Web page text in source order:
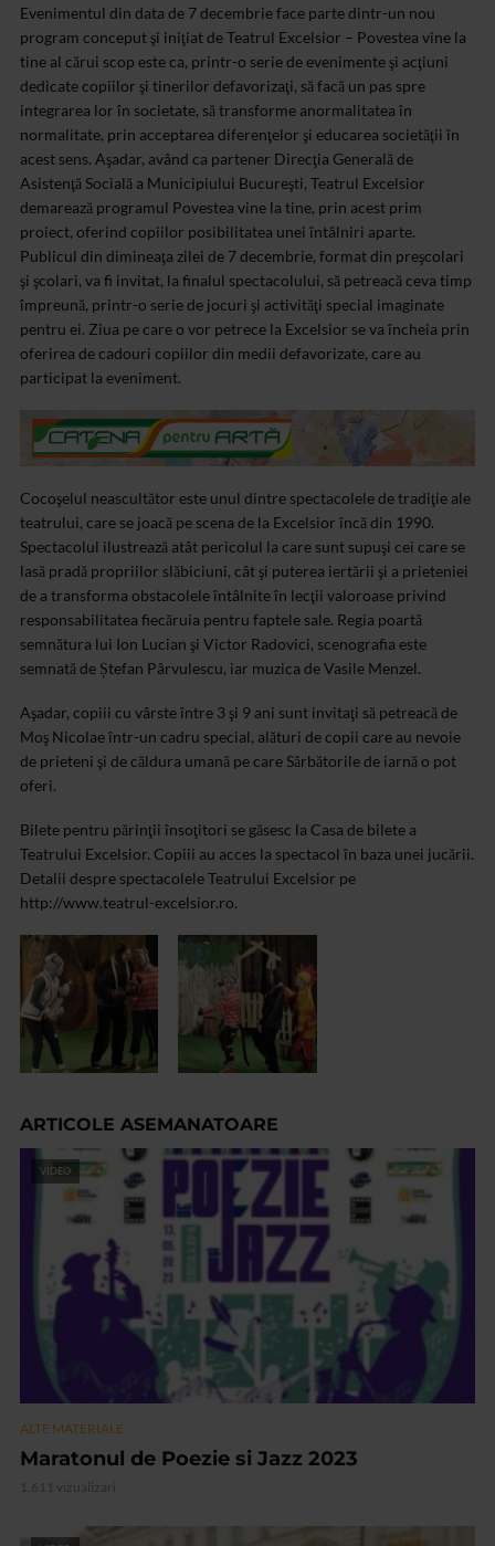
Evenimentul din data de 7 decembrie face parte dintr-un nou
program conceput şi iniţiat de Teatrul Excelsior – Povestea vine la
tine al cărui scop este ca, printr-o serie de evenimente şi acţiuni
dedicate copiilor şi tinerilor defavorizaţi, să facă un pas spre
integrarea lor în societate, să transforme anormalitatea în
normalitate, prin acceptarea diferenţelor şi educarea societăţii în
acest sens. Aşadar, având ca partener Direcţia Generală de
Asistenţă Socială a Municipiului Bucureşti, Teatrul Excelsior
demarează programul Povestea vine la tine, prin acest prim
proiect, oferind copiilor posibilitatea unei întâlniri aparte.
Publicul din dimineaţa zilei de 7 decembrie, format din preşcolari
şi şcolari, va fi invitat, la finalul spectacolului, să petreacă ceva timp
împreună, printr-o serie de jocuri şi activităţi special imaginate
pentru ei. Ziua pe care o vor petrece la Excelsior se va încheia prin
oferirea de cadouri copiilor din medii defavorizate, care au
participat la eveniment.
Cocoşelul neascultător este unul dintre spectacolele de tradiţie ale
teatrului, care se joacă pe scena de la Excelsior încă din 1990.
Spectacolul ilustrează atât pericolul la care sunt supuşi cei care se
lasă pradă propriilor slăbiciuni, cât şi puterea iertării şi a prieteniei
de a transforma obstacolele întâlnite în lecţii valoroase privind
responsabilitatea fiecăruia pentru faptele sale. Regia poartă
semnătura lui Ion Lucian şi Victor Radovici, scenografia este
semnată de Ștefan Pârvulescu, iar muzica de Vasile Menzel.
Aşadar, copiii cu vârste între 3 şi 9 ani sunt invitaţi să petreacă de
Moş Nicolae într-un cadru special, alături de copii care au nevoie
de prieteni şi de căldura umană pe care Sărbătorile de iarnă o pot
oferi.
Bilete pentru părinţii însoţitori se găsesc la Casa de bilete a
Teatrului Excelsior. Copiii au acces la spectacol în baza unei jucării.
Detalii despre spectacolele Teatrului Excelsior pe
http://www.teatrul-excelsior.ro.
ARTICOLE ASEMANATOARE
VIDEO
ALTE MATERIALE
Maratonul de Poezie si Jazz 2023
1.611 vizualizari